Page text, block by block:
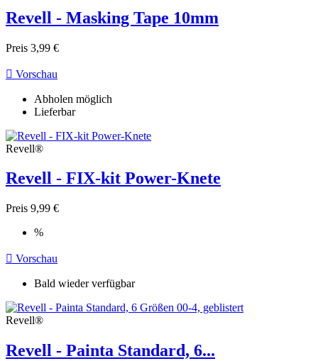
Revell - Masking Tape 10mm
Preis 3,99 €
 Vorschau
Abholen möglich
Lieferbar
Revell®
Revell - FIX-kit Power-Knete
Preis 9,99 €
%
 Vorschau
Bald wieder verfügbar
Revell®
Revell - Painta Standard, 6...